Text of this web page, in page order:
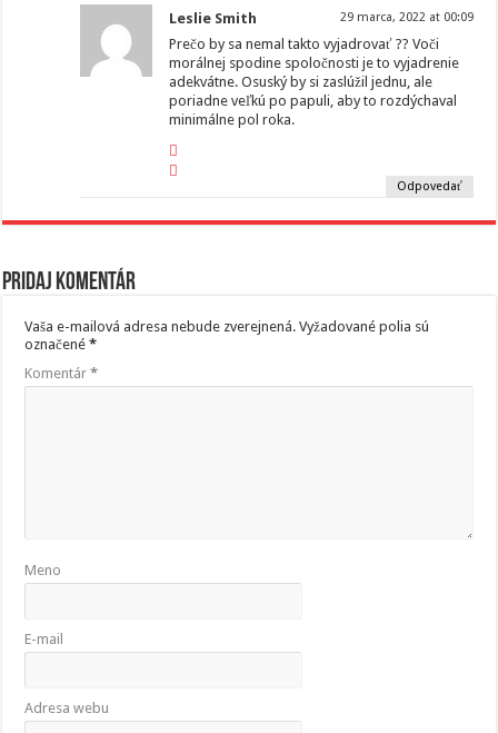
Leslie Smith 29 marca, 2022 at 00:09
Prečo by sa nemal takto vyjadrovať ?? Voči
morálnej spodine spoločnosti je to vyjadrenie
adekvátne. Osuský by si zaslúžil jednu, ale
poriadne veľkú po papuli, aby to rozdýchaval
minimálne pol roka.
Odpovedať
Pridaj komentár
Vaša e-mailová adresa nebude zverejnená. Vyžadované polia sú
označené*
Komentár*
Meno
E-mail
Adresa webu